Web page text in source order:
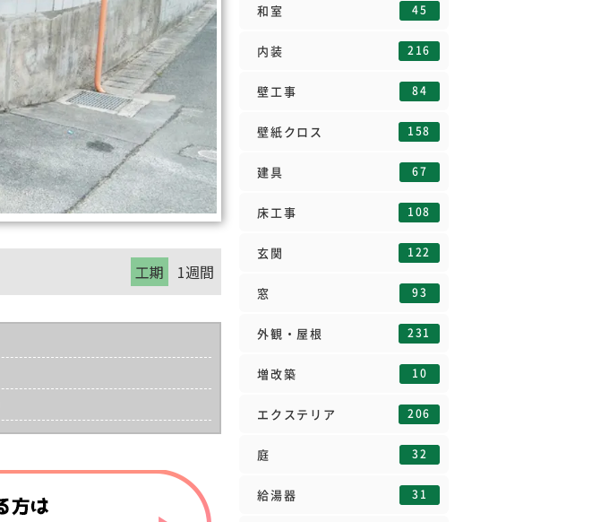
工期 1週間
和室 45
内装 216
壁工事 84
壁紙クロス 158
建具 67
床工事 108
玄関 122
窓 93
外観・屋根 231
増改築 10
エクステリア 206
庭 32
給湯器 31